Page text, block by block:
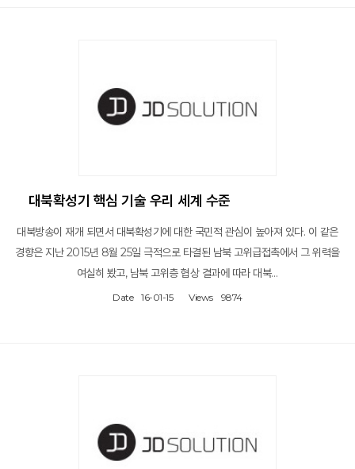
대북확성기 핵심 기술 우리 세계 수준
대북방송이 재개 되면서 대북확성기에 대한 국민적 관심이 높아져 있다. 이 같은
경향은 지난 2015년 8월 25일 극적으로 타결된 남북 고위급접촉에서 그 위력을
여실히 봤고, 남북 고위층 협상 결과에 따라 대북…
Date 16-01-15 Views 9874